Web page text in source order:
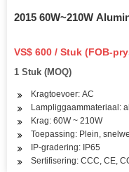
2015 60W~210W
VS$ 600 / Stuk (FOB-
1 Stuk (MOQ)
Kragtoevoer: AC
Lampliggaammateriaal:
Krag: 60W ~ 210W
Toepassing: Plein,
IP-gradering: IP65
Sertifisering: CCC, CE,